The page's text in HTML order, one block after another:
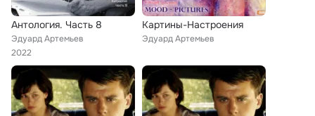
Антология. Часть 8
Эдуард Артемьев
2022
Картины-Настроения
Эдуард Артемьев